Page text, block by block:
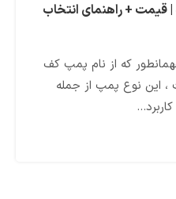
+ راهنمای انتخاب
که از نام پمپ کف
نوع پمپ از جمله